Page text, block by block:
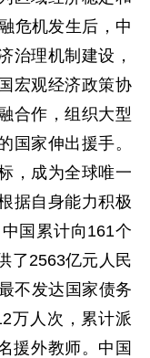
危机发生后，中
治理机制建设，
宏观经济政策协
合作，组织大型
国家伸出援手。
，成为全球唯一
据自身能力积极
国累计向161个
了2563亿元人民
不发达国家债务
万人次，累计派
援外教师。中国